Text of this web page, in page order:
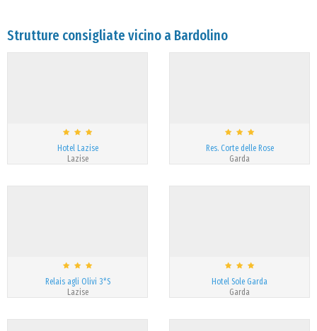
Strutture consigliate vicino a Bardolino
Hotel Lazise
Lazise
Res. Corte delle Rose
Garda
Relais agli Olivi 3*S
Lazise
Hotel Sole Garda
Garda